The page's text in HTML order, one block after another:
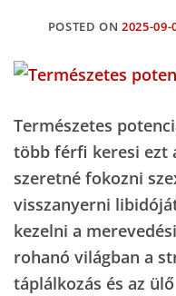
POSTED ON2025-09-
Természetes
több férfi keresi ezt
szeretné fokozni
visszanyerni
kezelni a
rohanó világban a
táplálkozás és az